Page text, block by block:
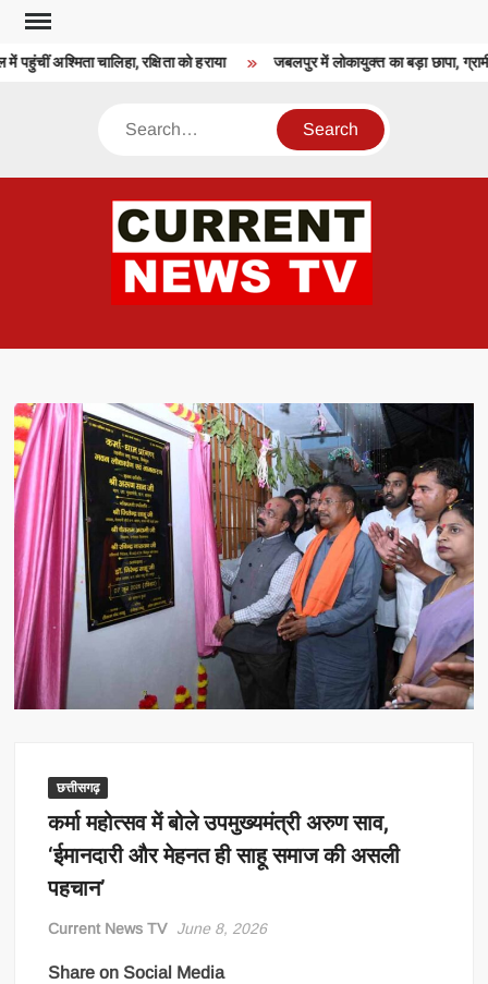
Skip
contentअश्मिता चालिहा, रक्षिता को हराया जबलपुर में लोकायुक्त का बड़ा छापा,
Search
छत्तीसगढ़
कर्मा महोत्सव में बोले उपमुख्यमंत्री अरुण साव,
‘ईमानदारी और मेहनत ही साहू समाज की असली
पहचान’
Current News TV June 8, 2026
Share on Social Media